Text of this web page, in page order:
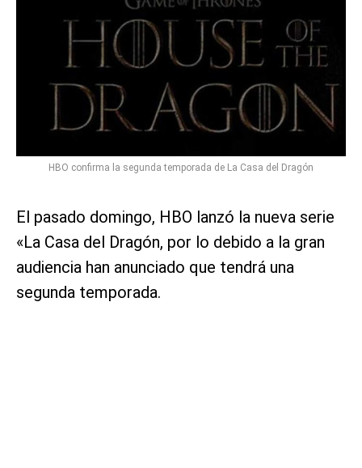
HBO confirma la segunda temporada de La Casa del Dragón
El pasado domingo, HBO lanzó la nueva serie
«La Casa del Dragón, por lo debido a la gran
audiencia han anunciado que tendrá una
segunda temporada.